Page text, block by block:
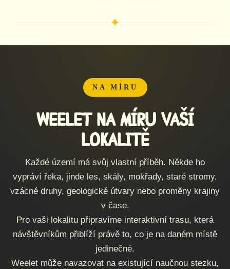
✦
NA MÍRU
Weelet na míru vaší
lokalitě
Každé území má svůj vlastní příběh. Někde ho
vypráví řeka, jinde les, skály, mokřady, staré stromy,
vzácné druhy, geologické útvary nebo proměny krajiny
v čase.
Pro vaši lokalitu připravíme interaktivní trasu, která
návštěvníkům přiblíží právě to, co je na daném místě
jedinečné.
Weelet může navazovat na existující naučnou stezku,